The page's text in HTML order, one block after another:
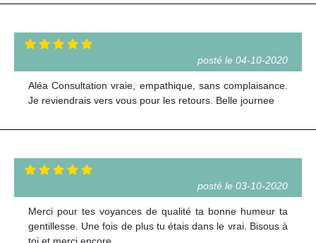
posté le 04-10-2020
Aléa Consultation vraie, empathique, sans complaisance.
Je reviendrais vers vous pour les retours. Belle journee
posté le 03-10-2020
Merci pour tes voyances de qualité ta bonne humeur ta
gentillesse. Une fois de plus tu étais dans le vrai. Bisous à